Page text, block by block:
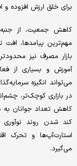
برای خلق ارزش افزوده
کاهش جمعیت، از
مهم‌ترین پیامدها،
بازار مصرف نیز
آموزش و بسیاری از
می‌تواند انگیزه
در بازاری کوچک‌تر،
کاهش تعداد جوانان به
کند شدن روند
استارت‌آپ‌ها و تحرک
می‌گیرد.